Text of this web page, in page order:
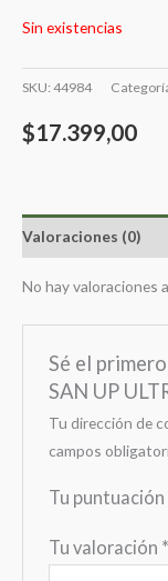
Sin existencias
SKU: 44984
$17.399,00
Valoraciones (0)
No hay valoraciones
Sé el
SAN UP
Tu dirección de
campos
Tu puntuación
Tu valoración *